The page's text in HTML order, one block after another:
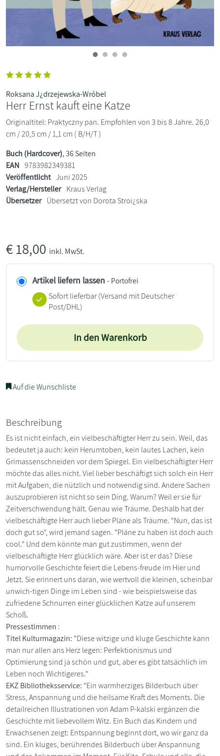
Roksana J¿drzejewska-Wróbel
Herr Ernst kauft eine Katze
Originaltitel: Praktyczny pan. Empfohlen von 3 bis 8 Jahre. 26,0
cm / 20,5 cm / 1,1 cm ( B/H/T )
Buch (Hardcover), 36 Seiten
EAN 9783982349381
Veröffentlicht Juni 2025
Verlag/Hersteller Kraus Verlag
Übersetzer Übersetzt von Dorota Stroi¿ska
€18,00 inkl. MwSt.
Artikel liefern lassen - Portofrei
Sofort lieferbar(Versand mit Deutscher
Post/DHL)
In den Warenkorb
Auf die Wunschliste
Beschreibung
Es ist nicht einfach, ein vielbeschäftigter Herr zu sein. Weil, das
bedeutet ja auch: kein Herumtoben, kein lautes Lachen, kein
Grimassenschneiden vor dem Spiegel. Ein vielbeschäftigter Herr
möchte das alles nicht. Viel lieber beschäftigt sich solch ein Herr
mit Aufgaben, die nützlich und notwendig sind. Andere Sachen
auszuprobieren ist nicht so sein Ding. Warum? Weil er sie für
Zeitverschwendung hält. Genau wie Träume. Deshalb hat der
vielbeschäftigte Herr auch lieber Pläne als Träume. "Nun, das ist
doch gut so", wird jemand sagen. "Pläne zu haben ist doch auch
cool." Und dem könnte man gut zustimmen, wenn der
vielbeschäftigte Herr glücklich wäre. Aber ist er das? Diese
humorvolle Geschichte feiert die Lebens-freude im Hier und
Jetzt. Sie erinnert uns daran, wie wertvoll die kleinen, scheinbar
unwich-tigen Dinge im Leben sind - wie beispielsweise das
zufriedene Schnurren einer glücklichen Katze auf unserem
Schoß.
Pressestimmen :
Titel Kulturmagazin: "Diese witzige und kluge Geschichte kann
man nur allen ans Herz legen: Perfektionismus und
Optimierung sind ja schön und gut, aber es gibt tatsächlich im
Leben noch Wichtigeres."
EKZ Bibliotheksservice: "Ein warmherziges Bilderbuch über
Stress, Anspannung und die heilsame Kraft des Moments. Die
detailreichen Illustrationen von Adam P-kalski ergänzen die
Geschichte mit liebevollem Witz. Ein Buch das Kindern und
Erwachsenen zeigt: Entspannung beginnt dort, wo wir ganz da
sind. Ein kluges, berührendes Bilderbuch über Anspannung